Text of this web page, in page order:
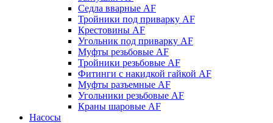
Седла вварные AF
Тройники под приварку AF
Крестовины AF
Угольник под приварку AF
Муфты резьбовые AF
Тройники резьбовые AF
Фитинги с накидкой гайкой AF
Муфты разъемные AF
Угольники резьбовые AF
Краны шаровые AF
Насосы